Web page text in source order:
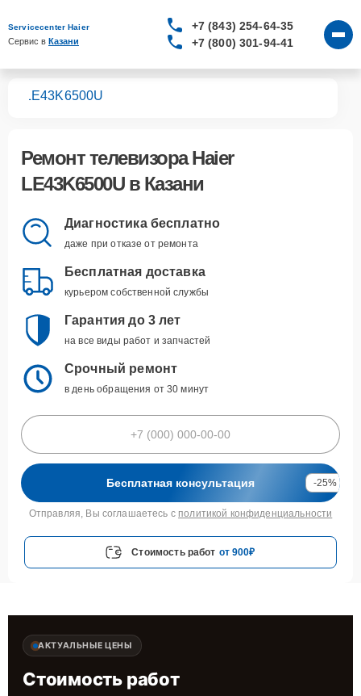
Servicecenter Haier
Сервис в Казани
+7 (843) 254-64-35
+7 (800) 301-94-41
LE43K6500U
Ремонттелевизора Haier
LE43K6500Uв Казани
Диагностика бесплатно
даже при отказе от ремонта
Бесплатная доставка
курьером собственной службы
Гарантия до 3 лет
на все виды работ и запчастей
Срочный ремонт
в день обращения от 30 минут
Бесплатная консультация -25%
Отправляя, Вы соглашаетесь с политикой конфиденциальности
Стоимость работ от 900₽
АКТУАЛЬНЫЕ ЦЕНЫ
Стоимость работ